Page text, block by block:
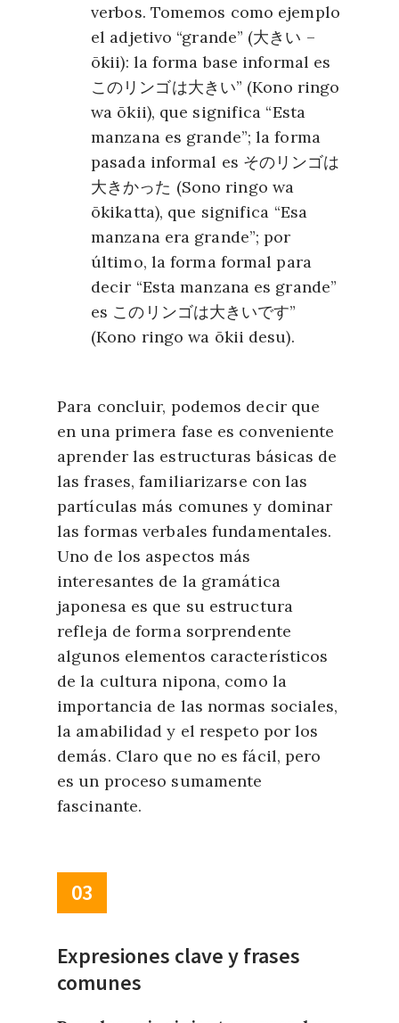
verbos. Tomemos como ejemplo
el adjetivo “grande” (大きい –
ōkii): la forma base informal es
このリンゴは大きい” (Kono ringo
wa ōkii), que significa “Esta
manzana es grande”; la forma
pasada informal es そのリンゴは
大きかった (Sono ringo wa
ōkikatta), que significa “Esa
manzana era grande”; por
último, la forma formal para
decir “Esta manzana es grande”
es このリンゴは大きいです”
(Kono ringo wa ōkii desu).
Para concluir, podemos decir que
en una primera fase es conveniente
aprender las estructuras básicas de
las frases, familiarizarse con las
partículas más comunes y dominar
las formas verbales fundamentales.
Uno de los aspectos más
interesantes de la gramática
japonesa es que su estructura
refleja de forma sorprendente
algunos elementos característicos
de la cultura nipona, como la
importancia de las normas sociales,
la amabilidad y el respeto por los
demás. Claro que no es fácil, pero
es un proceso sumamente
fascinante.
03
Expresiones clave y frases
comunes